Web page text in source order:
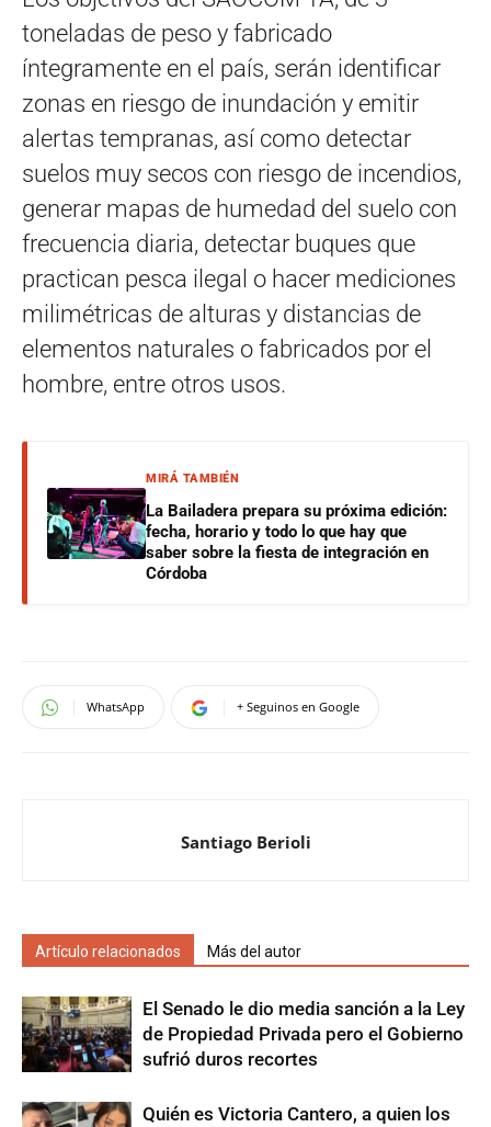
toneladas de peso y fabricado
íntegramente en el país, serán identificar
zonas en riesgo de inundación y emitir
alertas tempranas, así como detectar
suelos muy secos con riesgo de incendios,
generar mapas de humedad del suelo con
frecuencia diaria, detectar buques que
practican pesca ilegal o hacer mediciones
milimétricas de alturas y distancias de
elementos naturales o fabricados por el
hombre, entre otros usos.
MIRÁ TAMBIÉN
La Bailadera prepara su próxima edición:
fecha, horario y todo lo que hay que
saber sobre la fiesta de integración en
Córdoba
WhatsApp + Seguinos en Google
Santiago Berioli
Artículo relacionados Más del autor
El Senado le dio media sanción a la Ley
de Propiedad Privada pero el Gobierno
sufrió duros recortes
Quién es Victoria Cantero, a quien los